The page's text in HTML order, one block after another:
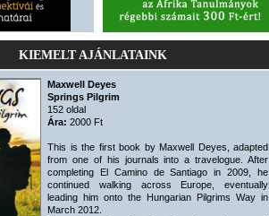
KIEMELT AJÁNLATAINK
Maxwell Deyes
Springs Pilgrim
152 oldal
Ára: 2000 Ft
This is the first book by Maxwell Deyes, adapted
from one of his journals into a travelogue. After
completing El Camino de Santiago in 2009, he
continued walking across Europe, eventually
leading him onto the Hungarian Pilgrims Way in
March 2012.